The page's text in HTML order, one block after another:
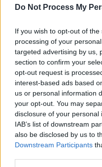
Do Not Process My
If you wish to opt-out of
processing of your
targeted advertising by us,
section to confirm your
opt-out request is
interest-based ads based
us or personal information
your opt-out. You may
disclosure of your
IAB’s list of downstream
also be disclosed by us to
Downstream Participants
Sondaj
Ce partid ați vota dacă
loc
USR